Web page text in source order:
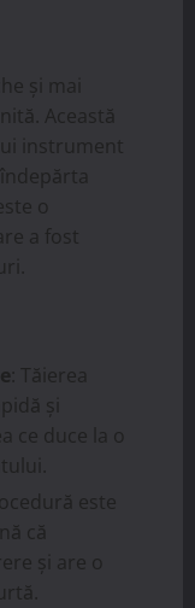
și mai
Această
instrument
o
a fost
: Tăierea
și
ce duce la o
este
că
și are o